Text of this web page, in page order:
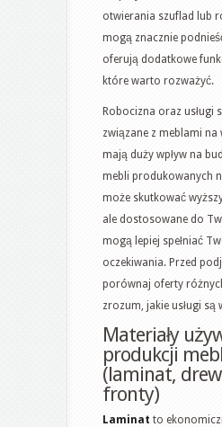
otwierania szuflad lub
mogą znacznie
oferują dodatkowe
które warto rozważyć.
Robocizna oraz usługi
związane z meblami
mają duży wpływ na
mebli produkowanych
może skutkować
ale dostosowane do
mogą lepiej spełniać
oczekiwania. Przed
porównaj oferty
zrozum, jakie usługi są
Materiały
produkcji
(laminat,
fronty)
Laminat to